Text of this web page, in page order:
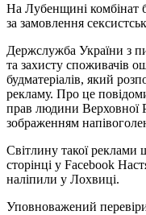
На Лубенщині комбінат
за замовлення
Держслужба України з
та захисту споживачів
будматеріалів, який
рекламу. Про це
прав людини Верховної
зображенням
Світлину такої реклами
сторінці у Facebook
наліпили у Лохвиці.
Уповноважений